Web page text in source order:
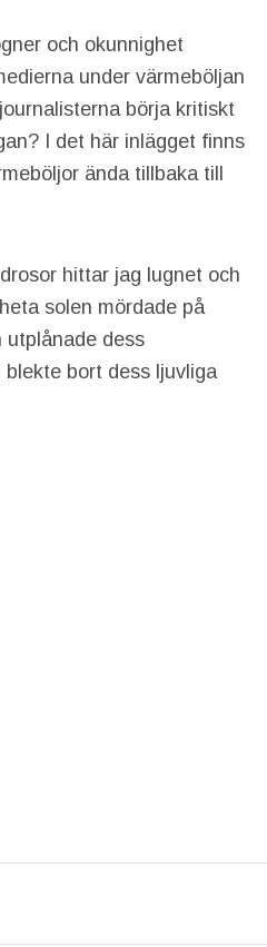
och okunnighet
under värmeböljan
börja kritiskt
I det här inlägget finns
ända tillbaka till
hittar jag lugnet och
solen mördade på
utplånade dess
bort dess ljuvliga